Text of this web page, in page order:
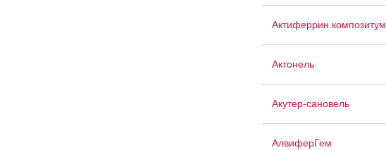
Актиферрин композитум
Актонель
Акутер-сановель
АлвиферГем